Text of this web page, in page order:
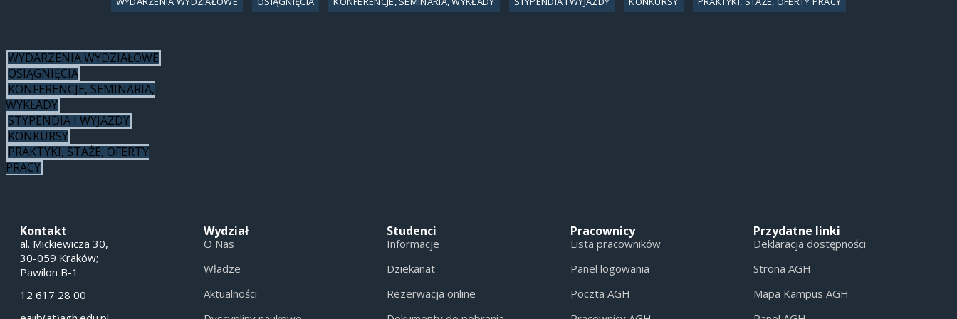
WYDARZENIA WYDZIAŁOWE
OSIĄGNIĘCIA
KONFERENCJE, SEMINARIA,
WYKŁADY
STYPENDIA I WYJAZDY
KONKURSY
PRAKTYKI, STAŻE, OFERTY
PRACY
Kontakt
al. Mickiewicza 30,
30-059 Kraków;
Pawilon B-1
12 617 28 00
Wydział
O Nas
Władze
Aktualności
Studenci
Informacje
Dziekanat
Rezerwacja online
Pracownicy
Lista pracowników
Panel logowania
Poczta AGH
Przydatne linki
Deklaracja dostępności
Strona AGH
Mapa Kampus AGH